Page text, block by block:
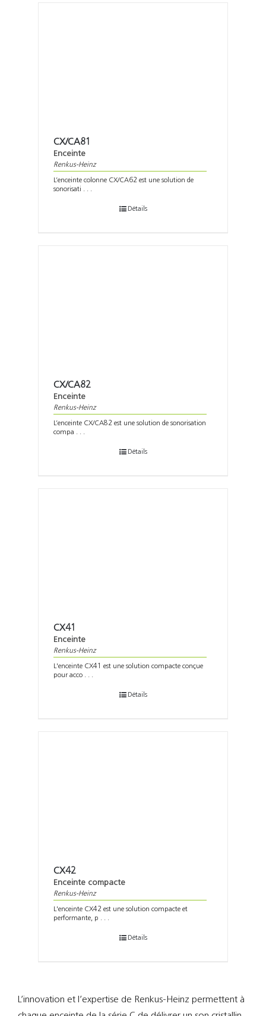
CX/CA81
Enceinte
Renkus-Heinz
L’enceinte colonne CX/CA62 est une solution de
sonorisati . . .
Détails
CX/CA82
Enceinte
Renkus-Heinz
L’enceinte CX/CA82 est une solution de sonorisation
compa . . .
Détails
CX41
Enceinte
Renkus-Heinz
L'enceinte CX41 est une solution compacte conçue
pour acco . . .
Détails
CX42
Enceinte compacte
Renkus-Heinz
L'enceinte CX42 est une solution compacte et
performante, p . . .
Détails
L’innovation et l’expertise de Renkus-Heinz permettent à